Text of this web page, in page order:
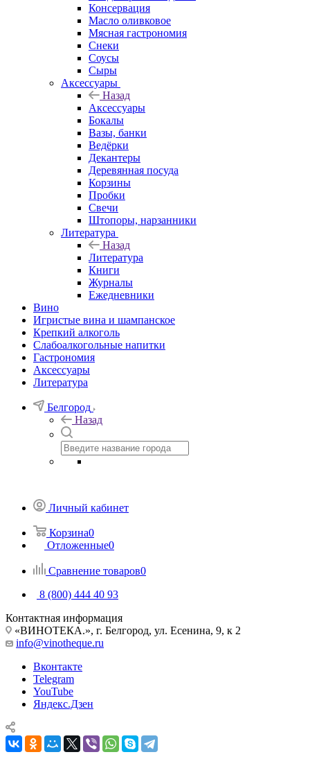
Консервация
Масло оливковое
Мясная гастрономия
Снеки
Соусы
Сыры
Аксессуары
Назад
Аксессуары
Бокалы
Вазы, банки
Ведёрки
Декантеры
Деревянная посуда
Корзины
Пробки
Свечи
Штопоры, нарзанники
Литература
Назад
Литература
Книги
Журналы
Ежедневники
Вино
Игристые вина и шампанское
Крепкий алкоголь
Слабоалкогольные напитки
Гастрономия
Аксессуары
Литература
Белгород
Назад
Личный кабинет
Корзина0
Отложенные0
Сравнение товаров0
8 (800) 444 40 93
Контактная информация
«ВИНОТЕКА.», г. Белгород, ул. Есенина, 9, к 2
info@vinotheque.ru
Вконтакте
Telegram
YouTube
Яндекс.Дзен